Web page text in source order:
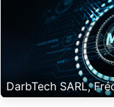
DarbTech SARL,